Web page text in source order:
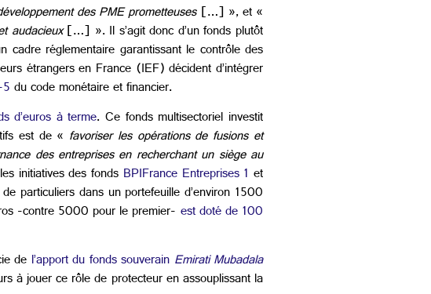
des PME prometteuses[…] », et «
audacieux[…] ». Il s’agit donc d’un fonds plutôt
cadre réglementaire garantissant le contrôle des
étrangers en France (IEF) décident d’intégrer
du code monétaire et financier.
d’euros à terme. Ce fonds multisectoriel investit
est de « favoriser les opérations de fusions et
des entreprises en recherchant un siège au
initiatives des fonds BPIFrance Entreprises 1 et
particuliers dans un portefeuille d’environ 1500
-contre 5000 pour le premier- est doté de 100
de l’apport du fonds souverain Emirati Mubadala
à jouer ce rôle de protecteur en assouplissant la